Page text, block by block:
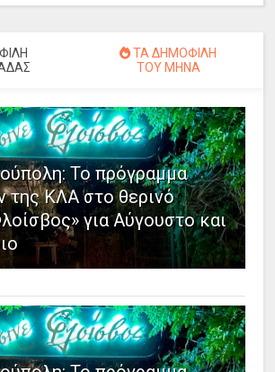
ΤΑ ΔΗΜΟΦΙΛΗ
ΤΟΥ ΜΗΝΑ
Το πρόγραμμα
της ΚΛΑ στο θερινό
για Αύγουστο και